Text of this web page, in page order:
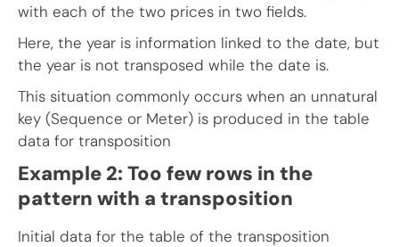
with each of the two prices in two fields.
Here, the year is information linked to the date, but
the year is not transposed while the date is.
This situation commonly occurs when an unnatural
key (Sequence or Meter) is produced in the table
data for transposition
Example 2: Too few rows in the
pattern with a transposition
Initial data for the table of the transposition